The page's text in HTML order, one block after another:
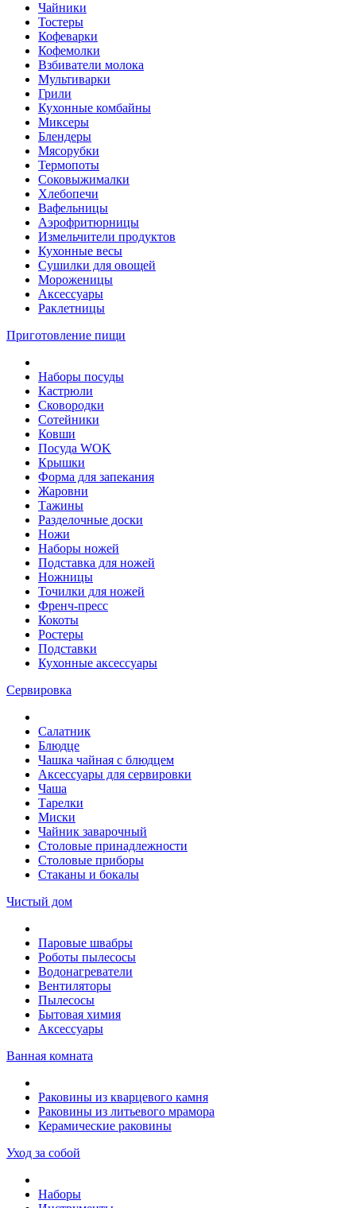
Чайники
Тостеры
Кофеварки
Кофемолки
Взбиватели молока
Мультиварки
Грили
Кухонные комбайны
Mиксеры
Блендеры
Мясорубки
Термопоты
Соковыжималки
Хлебопечи
Вафельницы
Аэрофритюрницы
Измельчители продуктов
Кухонные весы
Сушилки для овощей
Мороженицы
Аксессуары
Раклетницы
Приготовление пищи
Наборы посуды
Кастрюли
Сковородки
Сотейники
Ковши
Посуда WOK
Крышки
Форма для запекания
Жаровни
Тажины
Разделочные доски
Ножи
Наборы ножей
Подставка для ножей
Ножницы
Точилки для ножей
Френч-пресс
Кокоты
Ростеры
Подставки
Кухонные аксессуары
Сервировка
Салатник
Блюдце
Чашка чайная с блюдцем
Аксессуары для сервировки
Чаша
Тарелки
Миски
Чайник заварочный
Столовые принадлежности
Столовые приборы
Стаканы и бокалы
Чистый дом
Паровые швабры
Роботы пылесосы
Водонагреватели
Вентиляторы
Пылесосы
Бытовая химия
Аксессуары
Ванная комната
Раковины из кварцевого камня
Раковины из литьевого мрамора
Керамические раковины
Уход за собой
Наборы